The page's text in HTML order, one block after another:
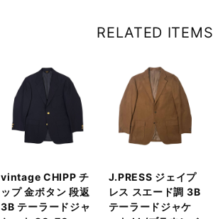
RELATED ITEMS
vintage CHIPP チ
ップ 金ボタン 段返
3B テーラードジャ
J.PRESS ジェイプ
レス スエード調 3B
テーラードジャケ